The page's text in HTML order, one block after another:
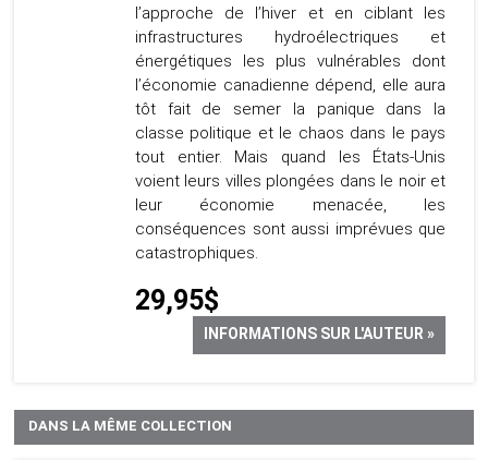
l’approche de l’hiver et en ciblant les
infrastructures hydroélectriques et
énergétiques les plus vulnérables dont
l’économie canadienne dépend, elle aura
tôt fait de semer la panique dans la
classe politique et le chaos dans le pays
tout entier. Mais quand les États-Unis
voient leurs villes plongées dans le noir et
leur économie menacée, les
conséquences sont aussi imprévues que
catastrophiques.
29,95$
INFORMATIONS SUR L'AUTEUR »
DANS LA MÊME COLLECTION